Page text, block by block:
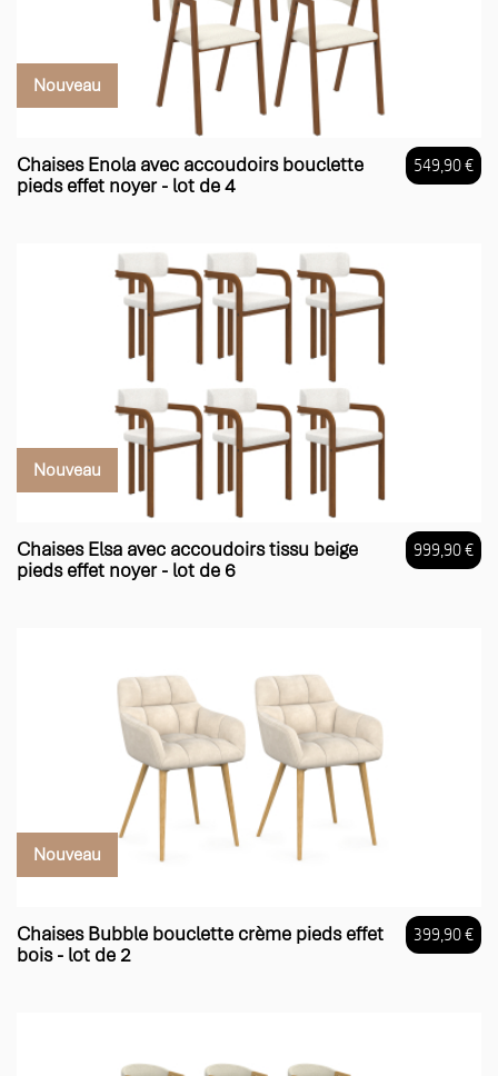
Nouveau
Chaises Enola avec accoudoirs bouclette
pieds effet noyer - lot de 4
549,90 €
Nouveau
Chaises Elsa avec accoudoirs tissu beige
pieds effet noyer - lot de 6
Prix
999,90 €
Nouveau
Chaises Bubble bouclette crème pieds effet
bois - lot de 2
Prix
399,90 €